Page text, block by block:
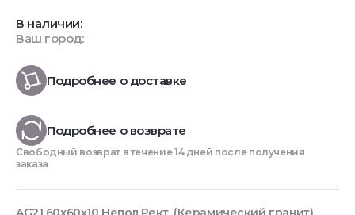
В наличии:
Ваш город:
Подробнее о доставке
Подробнее о возврате
Свободный возврат в течение 14 дней после получения
заказа